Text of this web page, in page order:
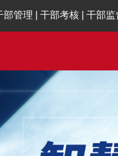
部管理 干部考核 干部监